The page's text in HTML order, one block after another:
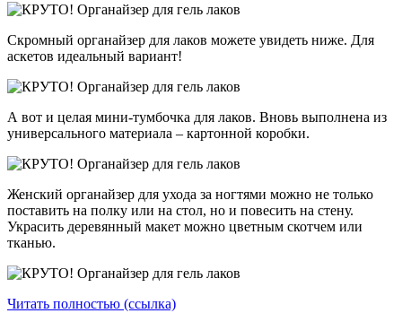
Скромный органайзер для лаков можете увидеть ниже. Для
аскетов идеальный вариант!
А вот и целая мини-тумбочка для лаков. Вновь выполнена из
универсального материала – картонной коробки.
Женский органайзер для ухода за ногтями можно не только
поставить на полку или на стол, но и повесить на стену.
Украсить деревянный макет можно цветным скотчем или
тканью.
Читать полностью (ссылка)